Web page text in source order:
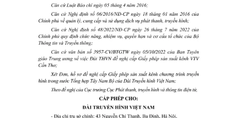
Infographic
Shorts video
VTV Money VTV Thể thao
Bất động sản